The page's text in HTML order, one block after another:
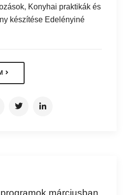
Konyhai praktikák és
készítése Edelényiné
márciusban